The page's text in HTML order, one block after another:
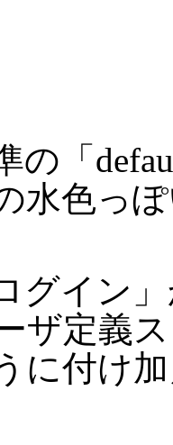
「
水色っ
グイン
ザ定義
に付け